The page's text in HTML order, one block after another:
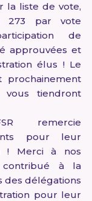
la liste de vote,
273 par vote
de
approuvées et
élus ! Le
prochainement
tiendront
remercie
pour leur
! Merci à nos
contribué à la
des délégations
pour leur